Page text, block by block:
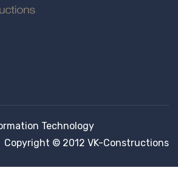
Technology
Copyright © 2012 VK-Constructions